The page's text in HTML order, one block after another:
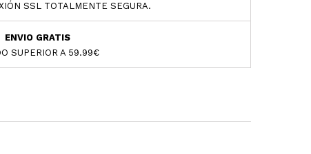
SSL TOTALMENTE SEGURA.
ENVIO GRATIS
SUPERIOR A 59.99€